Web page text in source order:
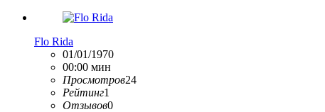
Flo Rida
01/01/1970
00:00 мин
Просмотров24
Рейтинг1
Отзывов0